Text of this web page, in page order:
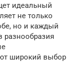
идеальный
не только
но и каждый
разнообразия
широкий выбор